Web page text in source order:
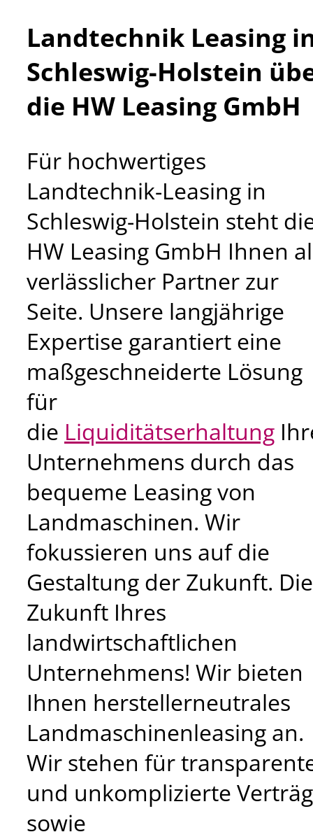
Landtechnik Leasing
Schleswig-Holstein
die HW Leasing GmbH
Für hochwertiges
Landtechnik-Leasing in
Schleswig-Holstein steht
HW Leasing GmbH Ihnen
verlässlicher Partner zur
Seite. Unsere langjährige
Expertise garantiert eine
maßgeschneiderte Lösung
für
die Liquiditätserhaltung
Unternehmens durch das
bequeme Leasing von
Landmaschinen. Wir
fokussieren uns auf die
Gestaltung der Zukunft. Die
Zukunft Ihres
landwirtschaftlichen
Unternehmens! Wir bieten
Ihnen herstellerneutrales
Landmaschinenleasing an.
Wir stehen für
und unkomplizierte
sowie